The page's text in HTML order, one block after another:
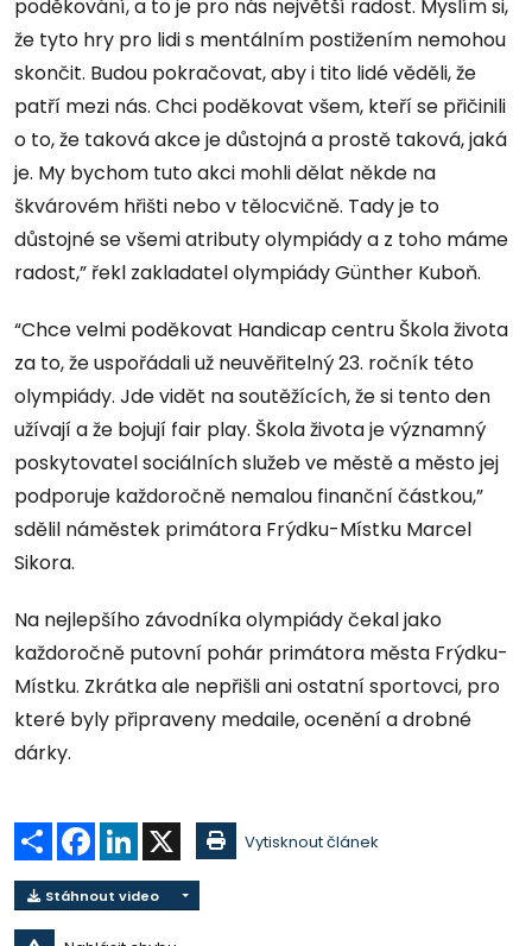
poděkování, a to je pro nás největší radost. Myslím si,
že tyto hry pro lidi s mentálním postižením nemohou
skončit. Budou pokračovat, aby i tito lidé věděli, že
patří mezi nás. Chci poděkovat všem, kteří se přičinili
o to, že taková akce je důstojná a prostě taková, jaká
je. My bychom tuto akci mohli dělat někde na
škvárovém hřišti nebo v tělocvičně. Tady je to
důstojné se všemi atributy olympiády a z toho máme
radost,” řekl zakladatel olympiády Günther Kuboň.
“Chce velmi poděkovat Handicap centru Škola života
za to, že uspořádali už neuvěřitelný 23. ročník této
olympiády. Jde vidět na soutěžících, že si tento den
užívají a že bojují fair play. Škola života je významný
poskytovatel sociálních služeb ve městě a město jej
podporuje každoročně nemalou finanční částkou,”
sdělil náměstek primátora Frýdku-Místku Marcel
Sikora.
Na nejlepšího závodníka olympiády čekal jako
každoročně putovní pohár primátora města Frýdku-
Místku. Zkrátka ale nepřišli ani ostatní sportovci, pro
které byly připraveny medaile, ocenění a drobné
dárky.
Sdílet Facebook
LinkedIn Vytisknout článek
Stáhnout video